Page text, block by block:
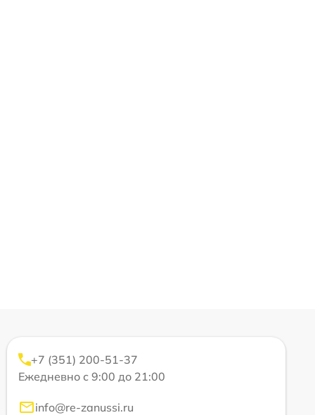
+7 (351) 200-51-37
Ежедневно с 9:00 до 21:00
info@re-zanussi.ru